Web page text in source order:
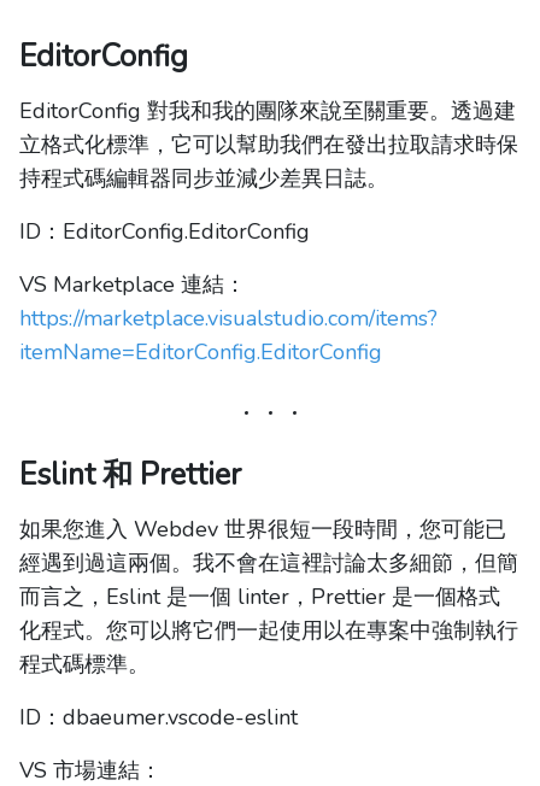
EditorConfig
EditorConfig 對我和我的團隊來說至關重要。透過建
立格式化標準，它可以幫助我們在發出拉取請求時保
持程式碼編輯器同步並減少差異日誌。
ID：EditorConfig.EditorConfig
VS Marketplace 連結：
https://marketplace.visualstudio.com/items?
itemName=EditorConfig.EditorConfig
Eslint 和 Prettier
如果您進入 Webdev 世界很短一段時間，您可能已
經遇到過這兩個。我不會在這裡討論太多細節，但簡
而言之，Eslint 是一個 linter，Prettier 是一個格式
化程式。您可以將它們一起使用以在專案中強制執行
程式碼標準。
ID：dbaeumer.vscode-eslint
VS 市場連結：